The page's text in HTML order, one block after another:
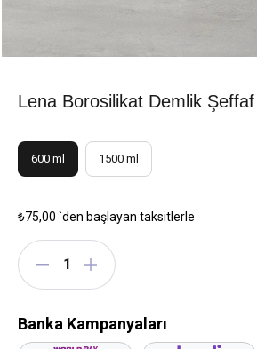
Lena Borosilikat Demlik Şeffaf
600 ml 1500 ml
₺75,00 `den başlayan taksitlerle
Banka Kampanyaları